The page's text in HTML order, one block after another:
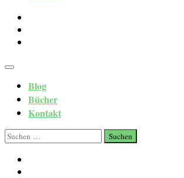
Blog
Bücher
Kontakt
Suchen
nach: